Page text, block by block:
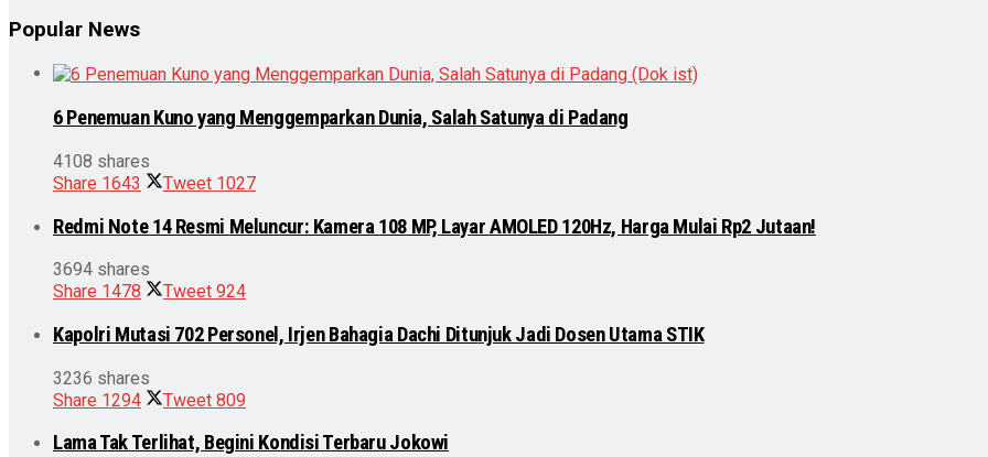
Popular News
6 Penemuan Kuno yang Menggemparkan Dunia, Salah Satunya di Padang
4108 shares
Share 1643 Tweet 1027
Redmi Note 14 Resmi Meluncur: Kamera 108 MP, Layar AMOLED 120Hz, Harga Mulai Rp2 Jutaan!
3694 shares
Share 1478 Tweet 924
Kapolri Mutasi 702 Personel, Irjen Bahagia Dachi Ditunjuk Jadi Dosen Utama STIK
3236 shares
Share 1294 Tweet 809
Lama Tak Terlihat, Begini Kondisi Terbaru Jokowi